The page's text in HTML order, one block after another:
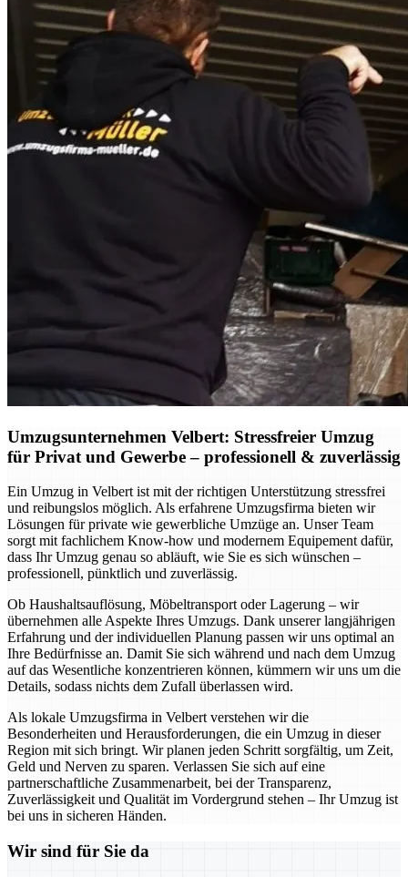
Umzugsunternehmen Velbert: Stressfreier Umzug
für Privat und Gewerbe – professionell & zuverlässig
Ein Umzug in Velbert ist mit der richtigen Unterstützung stressfrei
und reibungslos möglich. Als erfahrene Umzugsfirma bieten wir
Lösungen für private wie gewerbliche Umzüge an. Unser Team
sorgt mit fachlichem Know-how und modernem Equipement dafür,
dass Ihr Umzug genau so abläuft, wie Sie es sich wünschen –
professionell, pünktlich und zuverlässig.
Ob Haushaltsauflösung, Möbeltransport oder Lagerung – wir
übernehmen alle Aspekte Ihres Umzugs. Dank unserer langjährigen
Erfahrung und der individuellen Planung passen wir uns optimal an
Ihre Bedürfnisse an. Damit Sie sich während und nach dem Umzug
auf das Wesentliche konzentrieren können, kümmern wir uns um die
Details, sodass nichts dem Zufall überlassen wird.
Als lokale Umzugsfirma in Velbert verstehen wir die
Besonderheiten und Herausforderungen, die ein Umzug in dieser
Region mit sich bringt. Wir planen jeden Schritt sorgfältig, um Zeit,
Geld und Nerven zu sparen. Verlassen Sie sich auf eine
partnerschaftliche Zusammenarbeit, bei der Transparenz,
Zuverlässigkeit und Qualität im Vordergrund stehen – Ihr Umzug ist
bei uns in sicheren Händen.
Wir sind für Sie da